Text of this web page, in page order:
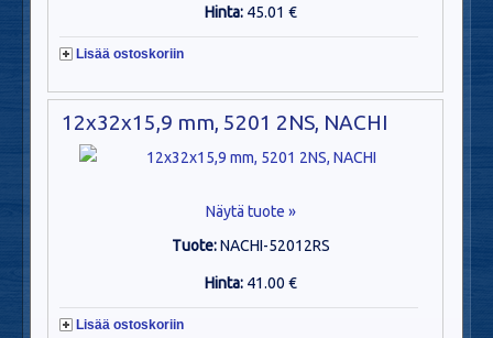
Hinta: 45.01 €
Lisää ostoskoriin
12x32x15,9 mm, 5201 2NS, NACHI
Näytä tuote »
Tuote:NACHI-52012RS
Hinta: 41.00 €
Lisää ostoskoriin